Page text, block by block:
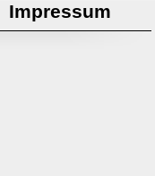
Impressum